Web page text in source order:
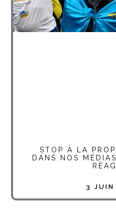
STOP À LA
DANS NOS
3